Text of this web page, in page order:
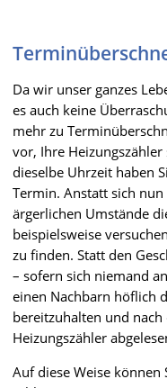
Da wir unser ganzes
es auch keine
mehr zu
vor, Ihre
dieselbe Uhrzeit haben
Termin. Anstatt sich
ärgerlichen Umstände
beispielsweise
zu finden. Statt den
– sofern sich niemand
einen Nachbarn höflich
bereitzuhalten und nach
Heizungszähler
Auf diese Weise können